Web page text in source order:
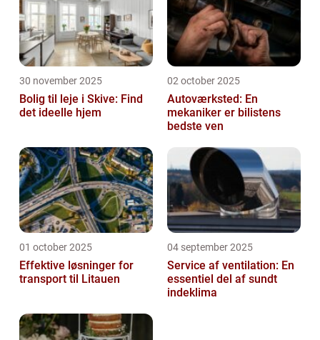
30 november 2025
Bolig til leje i Skive: Find
det ideelle hjem
02 october 2025
Autoværksted: En
mekaniker er bilistens
bedste ven
01 october 2025
Effektive løsninger for
transport til Litauen
04 september 2025
Service af ventilation: En
essentiel del af sundt
indeklima